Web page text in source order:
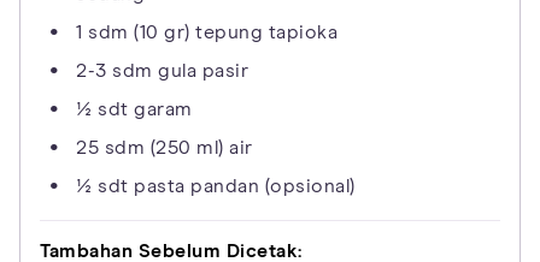
1 sdm (10 gr) tepung tapioka
2-3 sdm gula pasir
½ sdt garam
25 sdm (250 ml) air
½ sdt pasta pandan (opsional)
Tambahan Sebelum Dicetak: